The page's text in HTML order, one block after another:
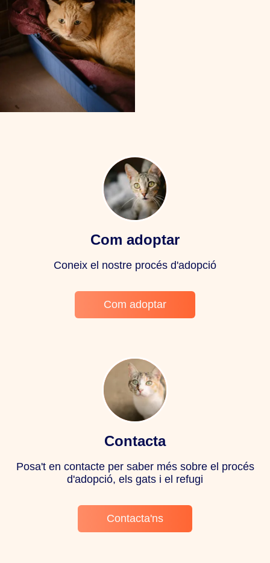
Com adoptar
Coneix el nostre procés d'adopció
Com adoptar
Contacta
Posa't en contacte per saber més sobre el procés
d'adopció, els gats i el refugi
Contacta'ns